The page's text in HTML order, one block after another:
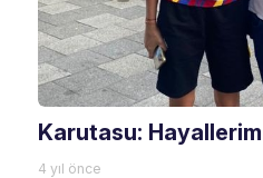
Karutasu:
4 yıl önce